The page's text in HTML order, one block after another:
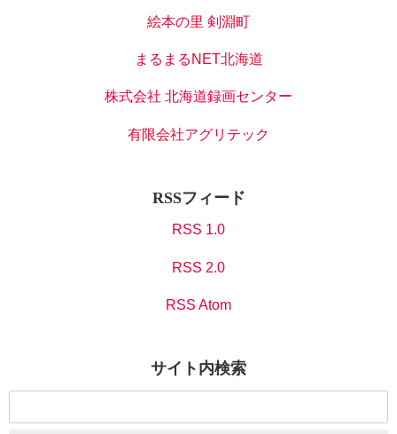
絵本の里 剣淵町
まるまるNET北海道
株式会社 北海道録画センター
有限会社アグリテック
RSSフィード
RSS 1.0
RSS 2.0
RSS Atom
サイト内検索